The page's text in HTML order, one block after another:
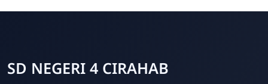
SD NEGERI 4 CIRAHAB